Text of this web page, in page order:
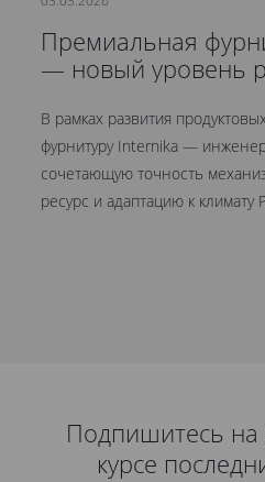
Премиальная
— новый уровень
В рамках развития
фурнитуру Internika —
сочетающую точность
ресурс и адаптацию к климату
Подпишитесь на
курсе